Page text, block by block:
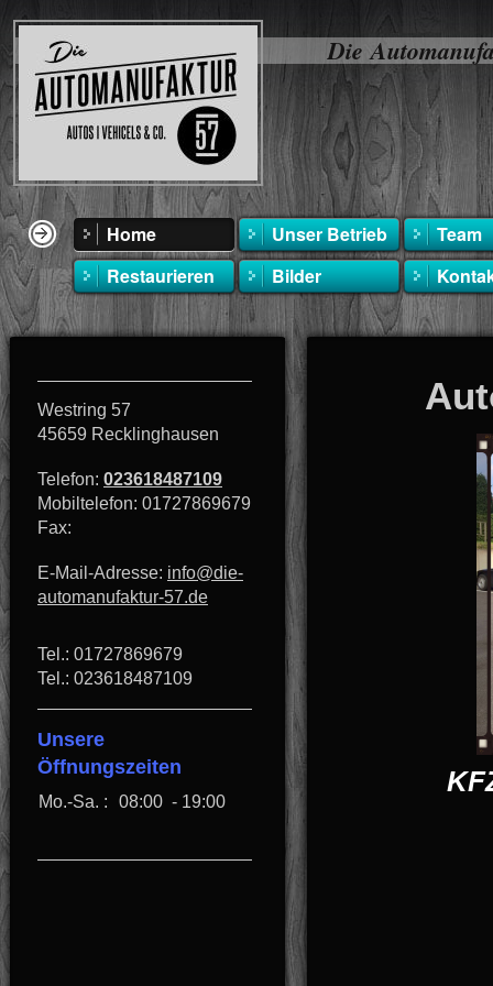
Die
Home Unser Betrieb
Team
Restaurieren
Bilder
Westring 57
45659 Recklinghausen
Telefon: 023618487109
Mobiltelefon: 01727869679
Fax:
E-Mail-Adresse: info@die-
automanufaktur-57.de
Tel.: 01727869679
Tel.: 023618487109
Unsere
Öffnungszeiten
Mo.-Sa. : 08:00 - 19:00